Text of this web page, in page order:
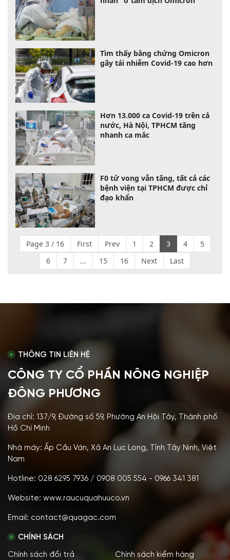
Tìm thấy bằng chứng Omicron
gây tái nhiễm Covid-19 cao hơn
Hơn 13.000 ca Covid-19 trên cả
nước, Hà Nội, TPHCM tăng
nhanh ca mắc
F0 tử vong vẫn tăng, tất cả các
bệnh viện tại TPHCM được chỉ
đạo khẩn
Page 3 / 16 First Prev 1 2 3 4
5
6
7 ... 15 16 Next Last
THÔNG TIN LIÊN HỆ
CÔNG TY CỔ PHẦN NÔNG NGHIỆP
ĐÔNG PHƯƠNG
Địa chỉ: 137/9, Đường số 59, Phường An Hội Tây, Thành phố
Hồ Chí Minh
Nhà máy: Ấp Cầu Ván, Xã An Lục Long, Tỉnh Tây Ninh, Việt
Nam
Hotline: 028 6295 7936 / 0908 005 554 - 0966 341 381
Website: www.raucuquahuuco.vn
Email: contact@quagac.com
CHÍNH SÁCH
Chính sách đổi trả Chính sách kiểm hàng